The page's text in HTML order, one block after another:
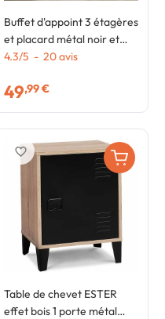
Buffet d'appoint 3 étagères
et placard métal noir et
plateau bois 70 cm ESTER
4.3/5 - 20avis
49,99 €
Table de chevet ESTER
effet bois 1 porte métal
favorite_border